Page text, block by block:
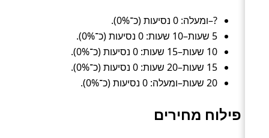
?–ומעלה: 0 נסיעות (כ־0%).
5 שעות–10 שעות: 0 נסיעות (כ־0%).
10 שעות–15 שעות: 0 נסיעות (כ־0%).
15 שעות–20 שעות: 0 נסיעות (כ־0%).
20 שעות–ומעלה: 0 נסיעות (כ־0%).
פילוח מחירים